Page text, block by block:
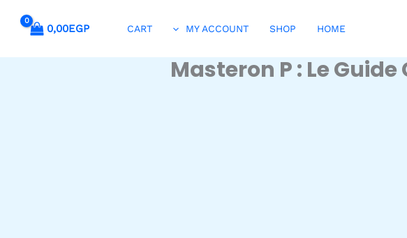
HOME
SHOP
MY ACCOUNT
CART
0,00EGP
Masteron P : Le